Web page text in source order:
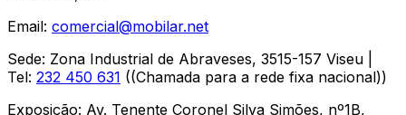
Email: comercial@mobilar.net
Sede: Zona Industrial de Abraveses, 3515-157 Viseu
Tel: 232 450 631 ((Chamada para a rede fixa nacional))
Exposição: Av. Tenente Coronel Silva Simões, nº1B,